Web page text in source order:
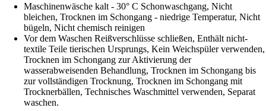
Maschinenwäsche kalt - 30° C Schonwaschgang, Nicht
bleichen, Trocknen im Schongang - niedrige Temperatur, Nicht
bügeln, Nicht chemisch reinigen
Vor dem Waschen Reißverschlüsse schließen, Enthält nicht-
textile Teile tierischen Ursprungs, Kein Weichspüler verwenden,
Trocknen im Schongang zur Aktivierung der
wasserabweisenden Behandlung, Trocknen im Schongang bis
zur vollständigen Trocknung, Trocknen im Schongang mit
Trocknerbällen, Technisches Waschmittel verwenden, Separat
waschen.